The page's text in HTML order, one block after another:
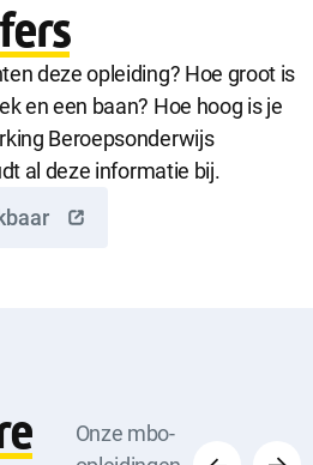
deze opleiding? Hoe groot is
en een baan? Hoe hoog is je
Beroepsonderwijs
al deze informatie bij.
Onze mbo-